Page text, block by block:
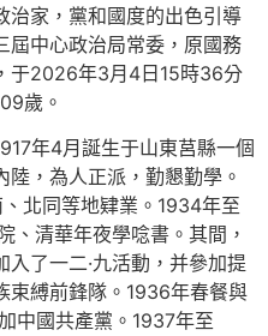
治家，黨和國度的出色引導
屆中心政治局常委，原國務
于2026年3月4日15時36分
歲。
年4月誕生于山東莒縣一個
，為人正派，勤懇勤學。
北同等地肄業。1934年至
、清華年夜學唸書。其間，
了一二·九活動，并參加提
束縛前鋒隊。1936年春餐與
中國共產黨。1937年至